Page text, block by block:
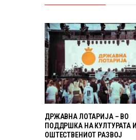
ДРЖАВНА ЛОТАРИЈА – ВО
ПОДДРШКА НА КУЛТУРАТА И
ОШТЕСТВЕНИОТ РАЗВОЈ